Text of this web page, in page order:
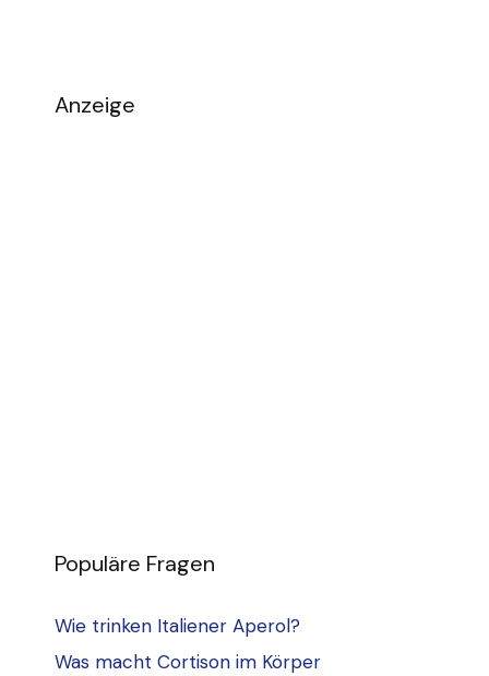
Anzeige
Populäre Fragen
Wie trinken Italiener Aperol?
Was macht Cortison im Körper